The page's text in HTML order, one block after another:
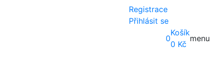
Registrace
Přihlásit se
0
Košík
0 Kč
menu